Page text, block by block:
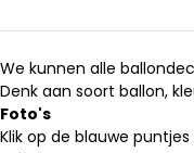
We kunnen alle
Denk aan soort ballon,
Foto's
Klik op de blauwe